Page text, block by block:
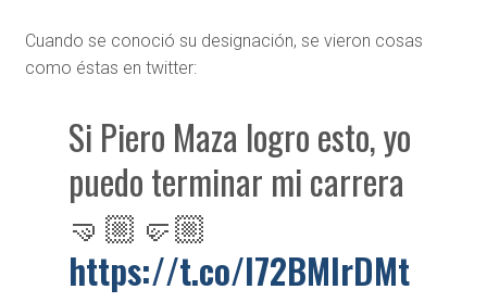
Cuando se conoció su designación, se vieron cosas
como éstas en twitter:
Si Piero Maza logro esto, yo
puedo terminar mi carrera
🤜🏼🤛🏼
https://t.co/l72BMlrDMt